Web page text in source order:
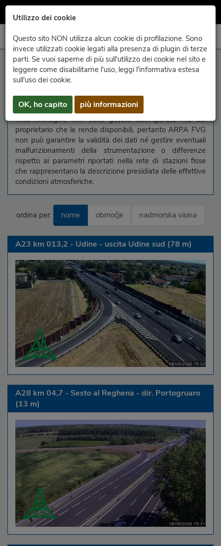
Utilizzo dei cookie
Questo sito NON utilizza alcun cookie di profilazione. Sono
invece utilizzati cookie legati alla presenza di plugin di terze
parti. Se vuoi saperne di più sull'utilizzo dei cookie nel sito e
leggere come disabilitarne l'uso, leggi l'informativa estesa
sull'uso dei cookie.
OK, ho capito più informazioni
informacije
webcam liberamente disponibili in rete. Le webcam, come
le informazioni relative ai parametri meteorologici riportati
nelle immagini, non sono gestite dall'Agenzia ma dal
proprietario che le rende disponibili, pertanto ARPA FVG
non può garantire la validità dei dati né gestire eventuali
malfunzionamenti della strumentazione o differenze
rispetto ai parametri riportati nella rete di stazioni fisse
che rappresentano la descrizione presidiata delle effettive
condizioni atmosferiche.
ordina per: nome območje nadmorska visina
A23 km 013,2 - Udine - uscita Udine sud (78 m)
A28 km 04,7 - Sesto al Reghena - dir. Portogruaro
(13 m)